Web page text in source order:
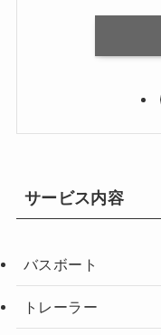
サービス内容
バスボート
トレーラー